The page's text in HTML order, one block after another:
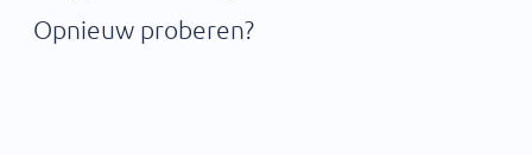
Opnieuw proberen?